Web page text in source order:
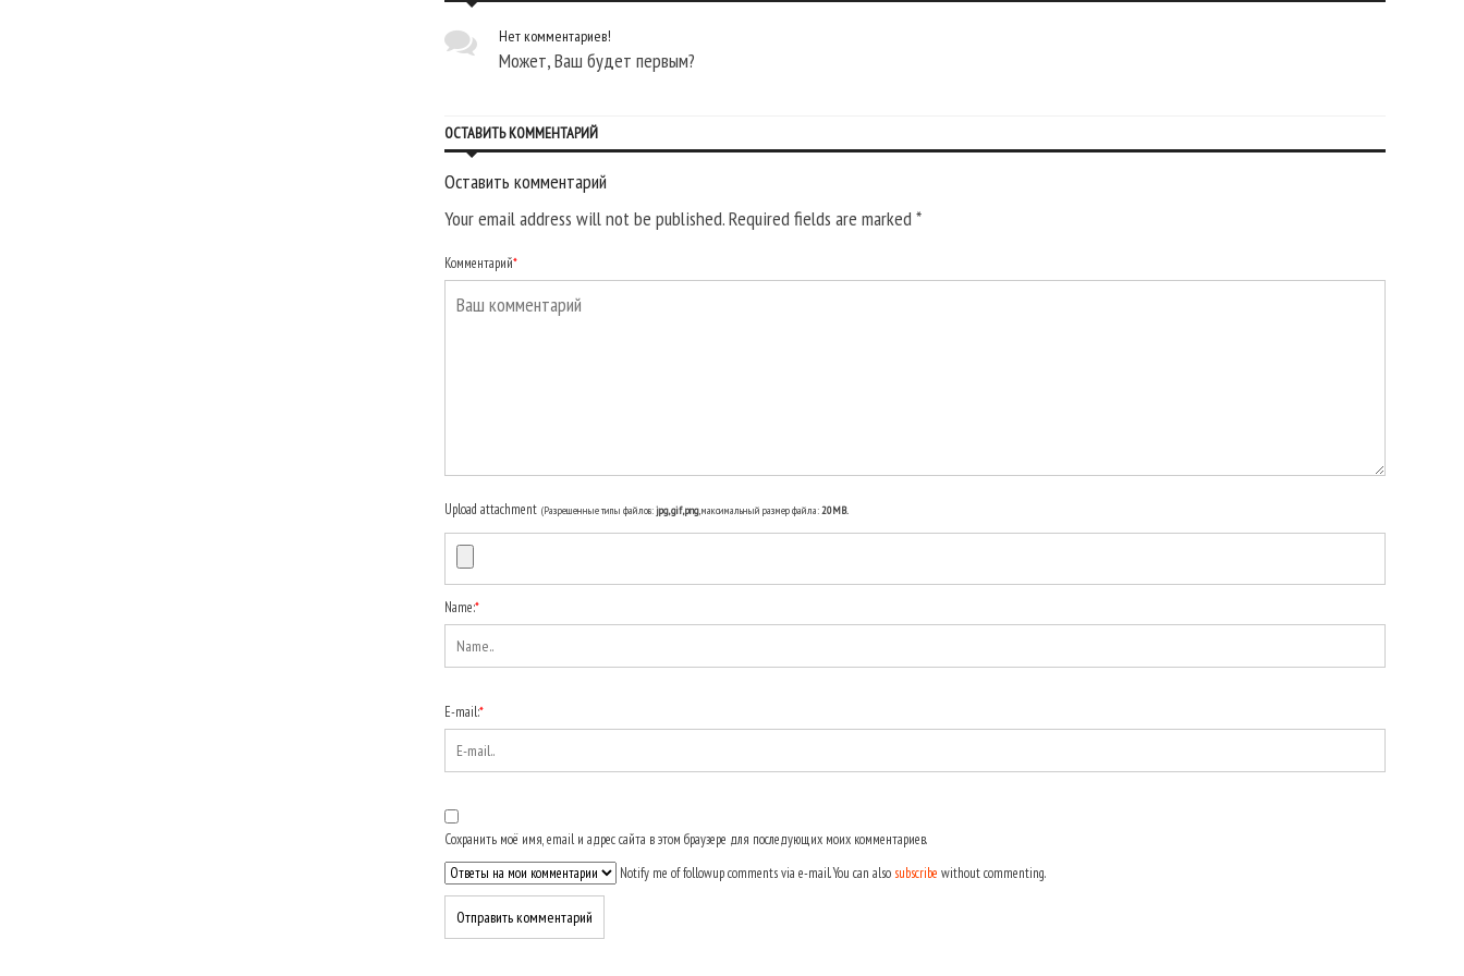
Нет комментариев!
Может, Ваш будет первым?
ОСТАВИТЬ КОММЕНТАРИЙ
Оставить комментарий
Your email address will not be published. Required fields are marked*
Комментарий*
Upload attachment (Разрешенные типы файлов:jpg, gif, png, максимальный размер файла:20MB.
Name:*
E-mail:*
Сохранить моё имя, email и адрес сайта в этом браузере для последующих моих комментариев.
Notify me of followup comments via e-mail. You can also subscribe without commenting.